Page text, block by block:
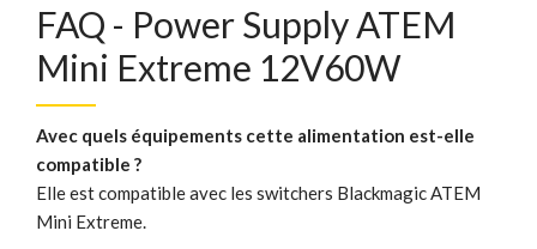
FAQ - Power Supply ATEM
Mini Extreme 12V60W
Avec quels équipements cette alimentation est-elle
compatible ?
Elle est compatible avec les switchers Blackmagic ATEM
Mini Extreme.